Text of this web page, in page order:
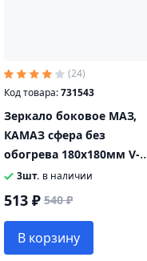
(24)
Код товара:731543
Зеркало боковое МАЗ,
КАМАЗ сфера без
обогрева 180х180мм V-2
КРУГОВОЙ ОБЗОР
3шт. в наличии
513 ₽ 540 ₽
В корзину